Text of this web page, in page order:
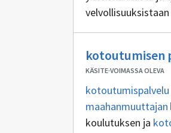
velvollisuuksistaan
kotoutumisen
KÄSITE·VOIMASSA OLEVA
kotoutumispalvelu
maahanmuuttajan
koulutuksen ja